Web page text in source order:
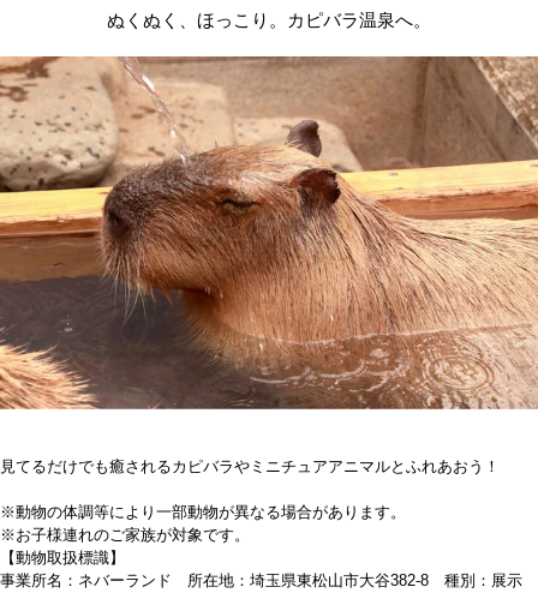
ぬくぬく、ほっこり。カピバラ温泉へ。
見てるだけでも癒されるカピバラやミニチュアアニマルとふれあおう！
※動物の体調等により一部動物が異なる場合があります。
※お子様連れのご家族が対象です。
【動物取扱標識】
事業所名：ネバーランド 所在地：埼玉県東松山市大谷382-8 種別：展示